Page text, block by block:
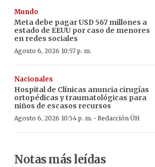
Mundo
Meta debe pagar USD 567 millones a
estado de EEUU por caso de menores
en redes sociales
Agosto 6, 2026 10:57 p. m.
Nacionales
Hospital de Clínicas anuncia cirugías
ortopédicas y traumatológicas para
niños de escasos recursos
Agosto 6, 2026 10:54 p. m. · Redacción ÚH
Notas más leídas